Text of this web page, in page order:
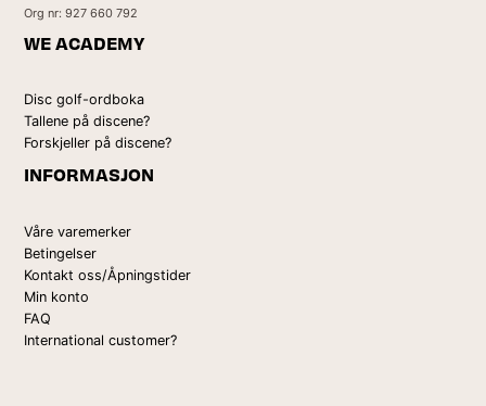
Org nr: 927 660 792
WE ACADEMY
Disc golf-ordboka
Tallene på discene?
Forskjeller på discene?
INFORMASJON
Våre varemerker
Betingelser
Kontakt oss/Åpningstider
Min konto
FAQ
International customer?